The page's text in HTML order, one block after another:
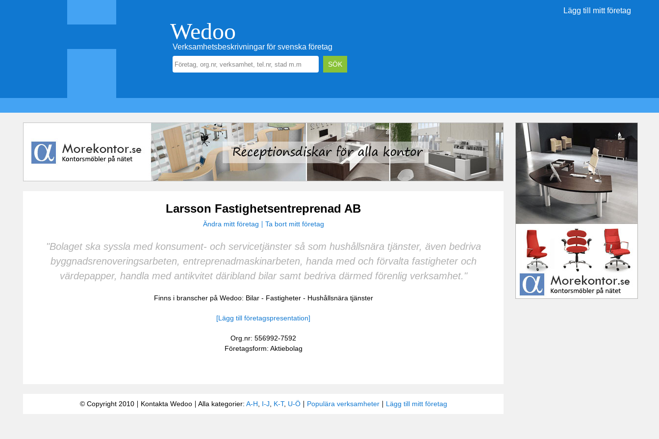
Lägg till mitt företag
Wedoo
Verksamhetsbeskrivningar för svenska företag
Larsson Fastighetsentreprenad AB
Ändra mitt företag Ta bort mitt företag
"Bolaget ska syssla med konsument- och servicetjänster så som hushållsnära tjänster, även bedriva
byggnadsrenoveringsarbeten, entreprenadmaskinarbeten, handa med och förvalta fastigheter och
värdepapper, handla med antikvitet däribland bilar samt bedriva därmed förenlig verksamhet."
Finns i branscher på Wedoo: Bilar- Fastigheter- Hushållsnära tjänster
[Lägg till företagspresentation]
Org.nr: 556992-7592
Företagsform: Aktiebolag
© Copyright 2010 Kontakta Wedoo Alla kategorier: A-H I-J K-T, U-Ö Populära verksamheter Lägg till mitt företag